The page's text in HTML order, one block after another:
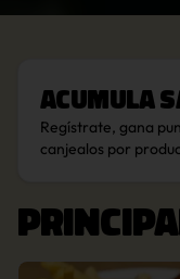
Acumula
Regístrate, gana
canjealos por